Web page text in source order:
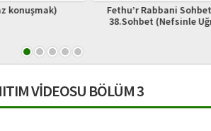
Rabbani Sohbetleri-
38.Sohbet (Nefsinle Uğraş)
Lâmiî
VİDEOSU BÖLÜM 3